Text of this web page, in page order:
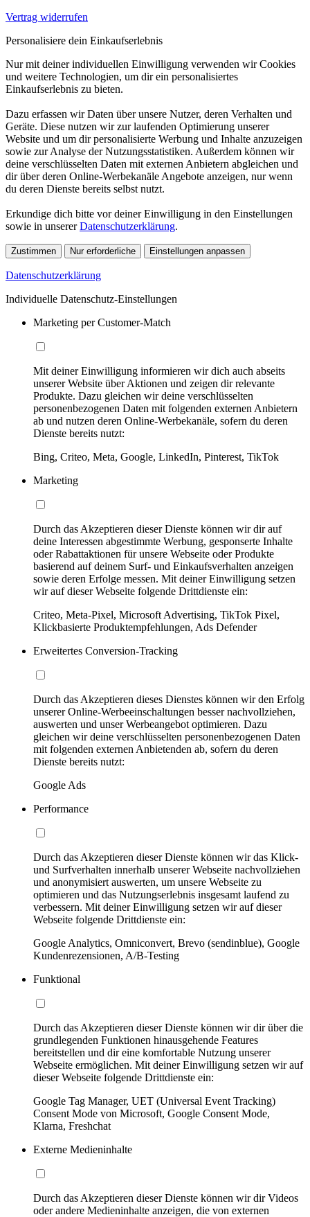
Vertrag widerrufen
Personalisiere dein Einkaufserlebnis
Nur mit deiner individuellen Einwilligung verwenden wir Cookies
und weitere Technologien, um dir ein personalisiertes
Einkaufserlebnis zu bieten.
Dazu erfassen wir Daten über unsere Nutzer, deren Verhalten und
Geräte. Diese nutzen wir zur laufenden Optimierung unserer
Website und um dir personalisierte Werbung und Inhalte anzuzeigen
sowie zur Analyse der Nutzungsstatistiken. Außerdem können wir
deine verschlüsselten Daten mit externen Anbietern abgleichen und
dir über deren Online-Werbekanäle Angebote anzeigen, nur wenn
du deren Dienste bereits selbst nutzt.
Erkundige dich bitte vor deiner Einwilligung in den Einstellungen
sowie in unsererDatenschutzerklärung.
Zustimmen Nur erforderliche Einstellungen anpassen
Datenschutzerklärung
Individuelle Datenschutz-Einstellungen
Marketing per Customer-Match
Mit deiner Einwilligung informieren wir dich auch abseits
unserer Website über Aktionen und zeigen dir relevante
Produkte. Dazu gleichen wir deine verschlüsselten
personenbezogenen Daten mit folgenden externen Anbietern
ab und nutzen deren Online-Werbekanäle, sofern du deren
Dienste bereits nutzt:
Bing, Criteo, Meta, Google, LinkedIn, Pinterest, TikTok
Marketing
Durch das Akzeptieren dieser Dienste können wir dir auf
deine Interessen abgestimmte Werbung, gesponserte Inhalte
oder Rabattaktionen für unsere Webseite oder Produkte
basierend auf deinem Surf- und Einkaufsverhalten anzeigen
sowie deren Erfolge messen. Mit deiner Einwilligung setzen
wir auf dieser Webseite folgende Drittdienste ein:
Criteo, Meta-Pixel, Microsoft Advertising, TikTok Pixel,
Klickbasierte Produktempfehlungen, Ads Defender
Erweitertes Conversion-Tracking
Durch das Akzeptieren dieses Dienstes können wir den Erfolg
unserer Online-Werbeeinschaltungen besser nachvollziehen,
auswerten und unser Werbeangebot optimieren. Dazu
gleichen wir deine verschlüsselten personenbezogenen Daten
mit folgenden externen Anbietenden ab, sofern du deren
Dienste bereits nutzt:
Google Ads
Performance
Durch das Akzeptieren dieser Dienste können wir das Klick-
und Surfverhalten innerhalb unserer Webseite nachvollziehen
und anonymisiert auswerten, um unsere Webseite zu
optimieren und das Nutzungserlebnis insgesamt laufend zu
verbessern. Mit deiner Einwilligung setzen wir auf dieser
Webseite folgende Drittdienste ein:
Google Analytics, Omniconvert, Brevo (sendinblue), Google
Kundenrezensionen, A/B-Testing
Funktional
Durch das Akzeptieren dieser Dienste können wir dir über die
grundlegenden Funktionen hinausgehende Features
bereitstellen und dir eine komfortable Nutzung unserer
Webseite ermöglichen. Mit deiner Einwilligung setzen wir auf
dieser Webseite folgende Drittdienste ein:
Google Tag Manager, UET (Universal Event Tracking)
Consent Mode von Microsoft, Google Consent Mode,
Klarna, Freshchat
Externe Medieninhalte
Durch das Akzeptieren dieser Dienste können wir dir Videos
oder andere Medieninhalte anzeigen, die von externen